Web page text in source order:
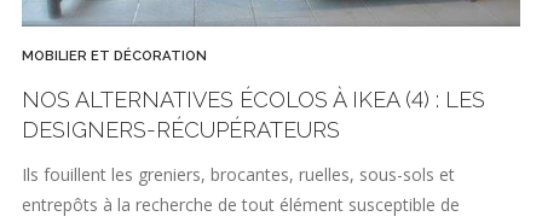
MOBILIER ET DÉCORATION
NOS ALTERNATIVES ÉCOLOS À IKEA (4) : LES
DESIGNERS-RÉCUPÉRATEURS
Ils fouillent les greniers, brocantes, ruelles, sous-sols et
entrepôts à la recherche de tout élément susceptible de